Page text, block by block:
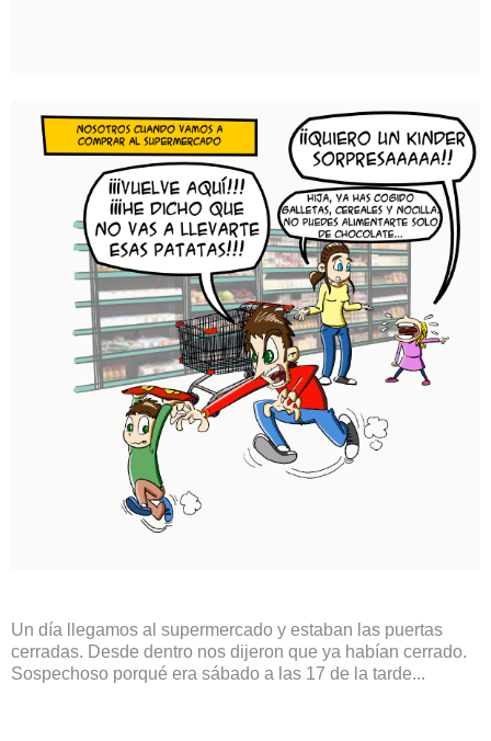
Un día llegamos al supermercado y estaban las puertas
cerradas. Desde dentro nos dijeron que ya habían cerrado.
Sospechoso porqué era sábado a las 17 de la tarde...